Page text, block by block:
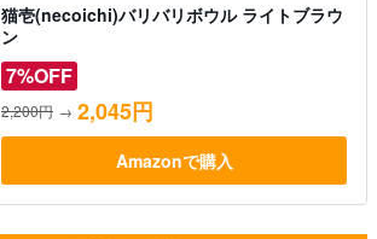
猫壱(necoichi)バリバリボウル ライトブラウ
ン
7%OFF
2,200円 → 2,045円
Amazonで購入